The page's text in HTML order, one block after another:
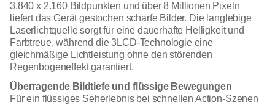
3.840 x 2.160 Bildpunkten und über 8 Millionen Pixeln
liefert das Gerät gestochen scharfe Bilder. Die langlebige
Laserlichtquelle sorgt für eine dauerhafte Helligkeit und
Farbtreue, während die 3LCD-Technologie eine
gleichmäßige Lichtleistung ohne den störenden
Regenbogeneffekt garantiert.
Überragende Bildtiefe und flüssige Bewegungen
Für ein flüssiges Seherlebnis bei schnellen Action-Szenen